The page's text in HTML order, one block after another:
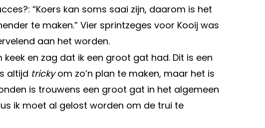
“Koers kan soms saai zijn, daarom is het
te maken.” Vier sprintzeges voor Kooij was
aan het worden.
en zag dat ik een groot gat had. Dit is een
altijd trickyom zo’n plan te maken, maar het is
is trouwens een groot gat in het algemeen
ik moet al gelost worden om de trui te